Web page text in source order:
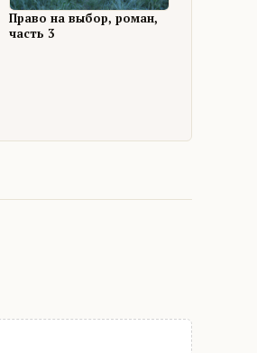
Право на выбор, роман,
часть 3